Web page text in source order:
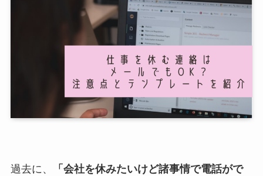
過去に、
「会社を休みたいけど諸事情で電話がで